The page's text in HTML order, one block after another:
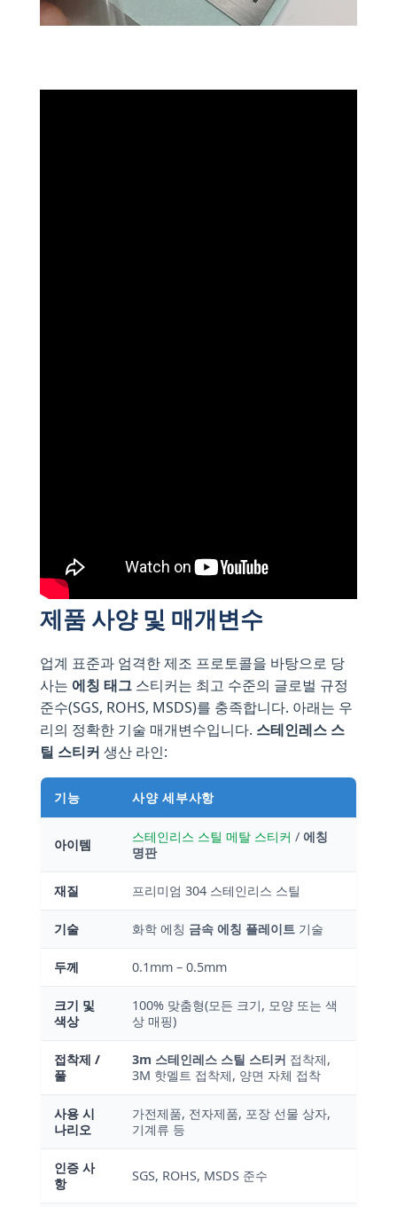
제품 사양 및 매개변수
업계 표준과 엄격한 제조 프로토콜을 바탕으로 당
사는 에칭 태그 스티커는 최고 수준의 글로벌 규정
준수(SGS, ROHS, MSDS)를 충족합니다. 아래는 우
리의 정확한 기술 매개변수입니다. 스테인레스 스
틸 스티커 생산 라인:
기능 사양 세부사항
아이템 스테인리스 스틸 메탈 스티커 / 에칭
명판
재질 프리미엄 304 스테인리스 스틸
기술 화학 에칭 금속 에칭 플레이트 기술
두께 0.1mm – 0.5mm
크기 및
색상
100% 맞춤형(모든 크기, 모양 또는 색
상 매핑)
접착제 /
풀
3m 스테인레스 스틸 스티커 접착제,
3M 핫멜트 접착제, 양면 자체 접착
사용 시
나리오
가전제품, 전자제품, 포장 선물 상자,
기계류 등
인증 사
항
SGS, ROHS, MSDS 준수